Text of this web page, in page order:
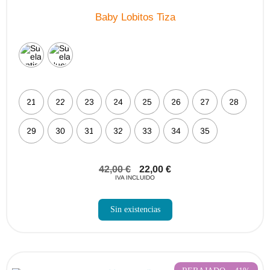
Baby Lobitos Tiza
21 22 23 24 25 26 27 28
29 30 31 32 33 34 35
42,00€ 22,00 €
IVA INCLUIDO
Sin existencias